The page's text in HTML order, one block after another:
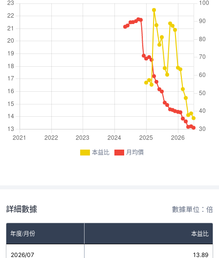
本益比 月均價
詳細數據 數據單位：倍
年度/月份 本益比
2026/07 13.89